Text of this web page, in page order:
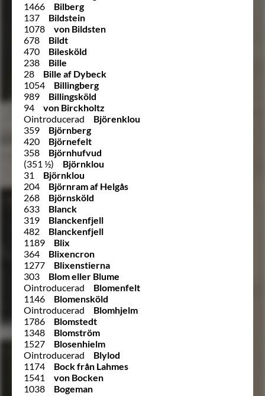
1466
Bilberg
137
Bildstein
1078
von Bildsten
678
Bildt
470
Bilesköld
238
Bille
28
Bille af Dybeck
1054
Billingberg
989
Billingsköld
94
von Birckholtz
Ointroducerad
Björenklou
359
Björnberg
420
Björnefelt
358
Björnhufvud
(351 ½)
Björnklou
31
Björnklou
204
Björnram af Helgås
268
Björnsköld
633
Blanck
319
Blanckenfjell
482
Blanckenfjell
1189
Blix
364
Blixencron
1277
Blixenstierna
303
Blom eller Blume
Ointroducerad
Blomenfelt
1146
Blomensköld
Ointroducerad
Blomhjelm
1786
Blomstedt
1348
Blomström
1527
Blosenhielm
Ointroducerad
Blylod
1174
Bock från Lahmes
1541
von Bocken
1038
Bogeman